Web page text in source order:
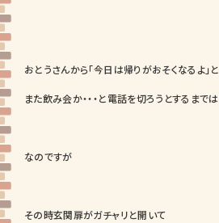
おとうさんから「今日は帰りがおそくなるよ」
また飲み会か・・・と電話を切ろうとするまで
なのですが
その時玄関扉がガチャリと開いて